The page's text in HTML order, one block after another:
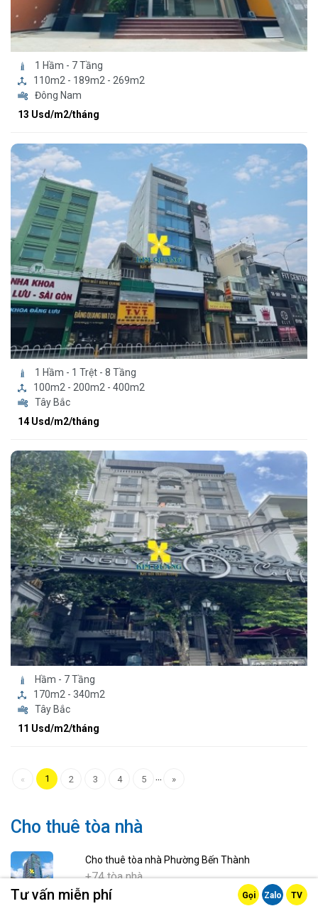
1 Hầm - 7 Tầng
110m2 - 189m2 - 269m2
Đông Nam
13 Usd/m2/tháng
1 Hầm - 1 Trệt - 8 Tầng
100m2 - 200m2 - 400m2
Tây Bắc
14 Usd/m2/tháng
Hầm - 7 Tầng
170m2 - 340m2
Tây Bắc
11 Usd/m2/tháng
« 1 2 3 4 5 ... »
Cho thuê tòa nhà
Cho thuê tòa nhà Phường Bến Thành
+74 tòa nhà
Tư vấn miễn phí Gọi Zalo TV